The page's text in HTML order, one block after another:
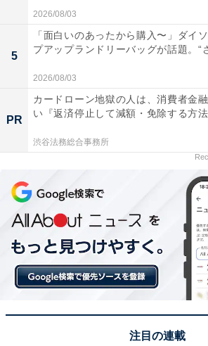
2026/08/03
5
「面白いのあったから購入〜」ダイ
プアップランドリーバッグが話題。“
2026/08/03
PR
カードローン地獄の人は、消費者金
い『返済停止して減額・免除する方法
渋谷法務総合事務所
注目の連載